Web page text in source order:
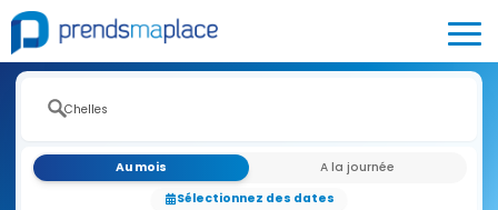
Au mois
A la journée
Sélectionnez des dates